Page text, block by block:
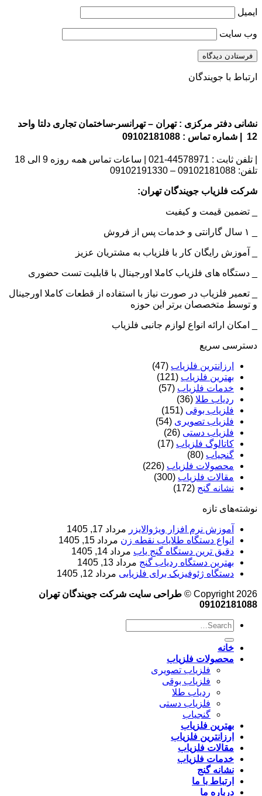
ایمیل
وب‌ سایت
ارتباط با جویندگان
نشانی دفتر مرکزی : تهران – تهرانسر-ساختمان تجاری دلتا واحد
12 | شماره تماس : 09102181088
| تلفن ثابت : 44578971-021 | ساعات تماس همه روزه 9 الی 18
تلفن: 09102181088 – 09102191330
شرکت فلزیاب جویندگان تهران:
_ تضمین قیمت و کیفیت
_ آموزش رایگان کار با فلزیاب به مشتریان عزیز
_ دستگاه های فلزیاب کاملا اورجینال با قابلیت تست حضوری
_ تعمیر فلزیاب در صورت نیاز با استفاده از قطعات کاملا اورجینال
و توسط متخصصان برتر این حوزه
_ امکان ارائه انواع لوازم جانبی فلزیاب
دسترسی سریع
ارزانترین فلزیاب (47)
بهترین فلزیاب (121)
خدمات فلزیاب (57)
ردیاب طلا (36)
فلزیاب بوقی (151)
فلزیاب تصویری (54)
فلزیاب دستی (26)
کاتالوگ فلزیاب (17)
گنجیاب (80)
محصولات فلزیاب (226)
مقالات فلزیاب (300)
نشانه گنج (172)
نوشته‌های تازه
آموزش نرم‌ افزار ویژوالایزر مرداد 17, 1405
انواع دستگاه طلایاب نقطه زن مرداد 15, 1405
دقیق ترین دستگاه گنج یاب مرداد 14, 1405
بهترین دستگاه ردیاب گنج مرداد 13, 1405
دستگاه ژئوفیزیک برای فلزیابی مرداد 12, 1405
Copyright 2026 ©
طراحی سایت شرکت جویندگان تهران
09102181088
خانه
محصولات فلزیاب
فلزیاب تصویری
فلزیاب بوقی
ردیاب طلا
فلزیاب دستی
گنجیاب
بهترین فلزیاب
ارزانترین فلزیاب
مقالات فلزیاب
خدمات فلزیاب
نشانه گنج
ارتباط با ما
درباره ما